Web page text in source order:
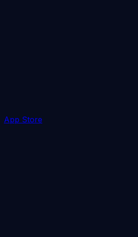
App Store